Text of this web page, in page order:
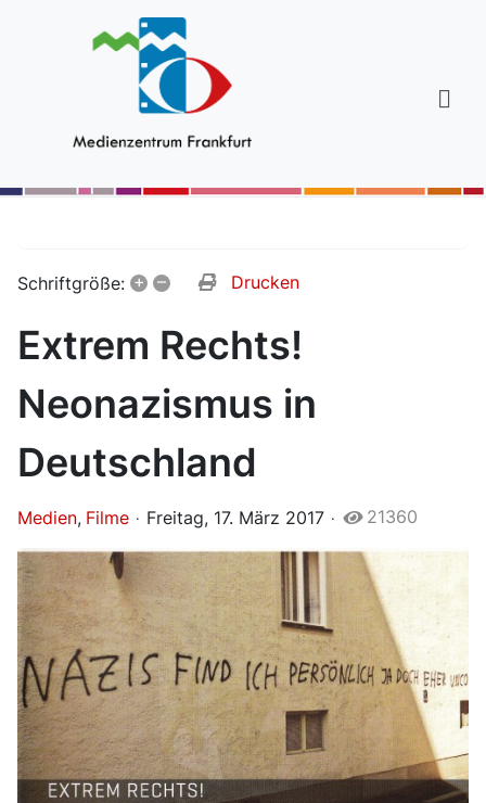
Schriftgröße: + – Drucken
Extrem Rechts!
Neonazismus in
Deutschland
Medien Filme Freitag, 17. März 2017 21360